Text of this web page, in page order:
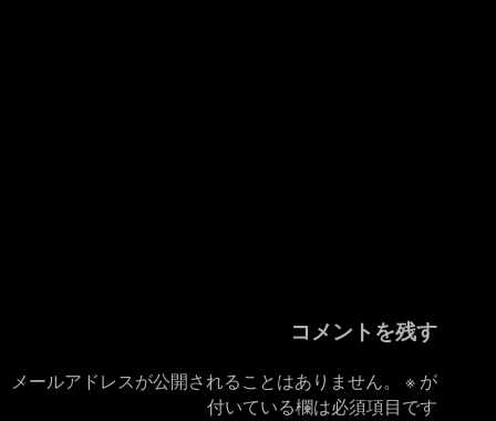
コメントを残す
メールアドレスが公開されることはありません。 ※ が
付いている欄は必須項目です